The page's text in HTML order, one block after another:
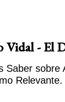
- El
Saber
Relevante.